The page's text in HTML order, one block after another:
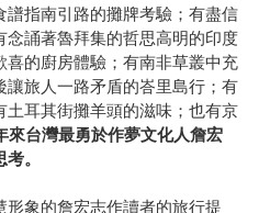
指南引路的攤牌考驗；有盡信
誦著魯拜集的哲思高明的印度
的廚房體驗；有南非草叢中充
旅人一路矛盾的峇里島行；有
耳其街攤羊頭的滋味；也有京
來台灣最勇於作夢文化人詹宏
。
形象的詹宏志作讀者的旅行提